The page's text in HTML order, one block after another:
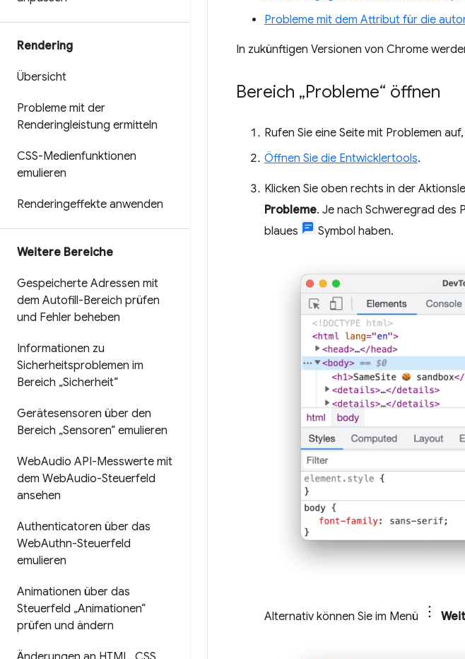
Rendering
Übersicht
Probleme mit der
Renderingleistung ermitteln
CSS-Medienfunktionen
emulieren
Renderingeffekte anwenden
Weitere Bereiche
Gespeicherte Adressen mit
dem Autofill-Bereich prüfen
und Fehler beheben
Informationen zu
Sicherheitsproblemen im
Bereich „Sicherheit“
Gerätesensoren über den
Bereich „Sensoren“ emulieren
WebAudio API-Messwerte mit
dem WebAudio-Steuerfeld
ansehen
Authenticatoren über das
WebAuthn-Steuerfeld
emulieren
Animationen über das
Steuerfeld „Animationen“
prüfen und ändern
Probleme mit dem Attribut für die
In zukünftigen Versionen von Chrome
Bereich „Probleme“ öffnen
Rufen Sie eine Seite mit Problemen
Öffnen Sie die Entwicklertools.
Klicken Sie oben rechts in der
Probleme. Je nach Schweregrad des
blaues
Symbol haben.
Alternativ können Sie im Menü